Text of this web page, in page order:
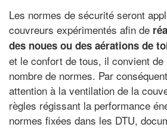
Les normes de sécurité seront
couvreurs expérimentés afin de
des noues ou des aérations de
et le confort de tous, il convient
nombre de normes. Par
attention à la ventilation de la
règles régissant la performance
normes fixées dans les DTU,